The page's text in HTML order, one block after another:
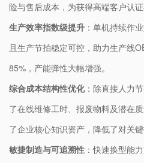
险与售后成本，为获得高端客户认证
生产效率指数级提升 ：单机持续作
且生产节拍稳定可控，助力生产线
85%，产能弹性大幅增强。
综合成本结构性优化：除直接人力
了在线维修工时、报废物料及潜在
了企业核心知识资产，降低了对关键
敏捷制造与可追溯性 ：快速换型能